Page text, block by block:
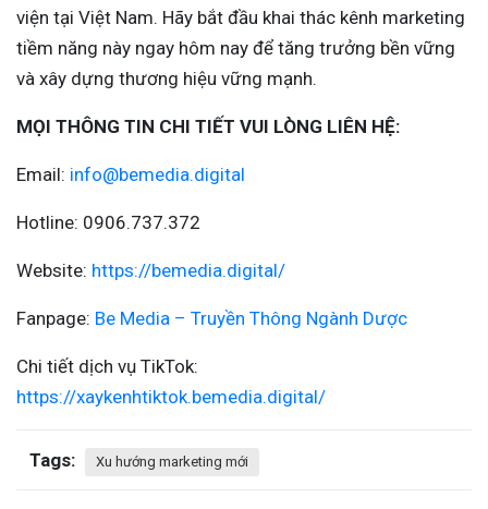
viện tại Việt Nam. Hãy bắt đầu khai thác kênh marketing
tiềm năng này ngay hôm nay để tăng trưởng bền vững
và xây dựng thương hiệu vững mạnh.
MỌI THÔNG TIN CHI TIẾT VUI LÒNG LIÊN HỆ:
Email: info@bemedia.digital
Hotline: 0906.737.372
Website: https://bemedia.digital/
Fanpage: Be Media – Truyền Thông Ngành Dược
Chi tiết dịch vụ TikTok:
https://xaykenhtiktok.bemedia.digital/
Tags: Xu hướng marketing mới